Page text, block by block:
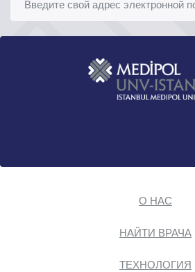
О НАС
НАЙТИ ВРАЧА
ТЕХНОЛОГИЯ